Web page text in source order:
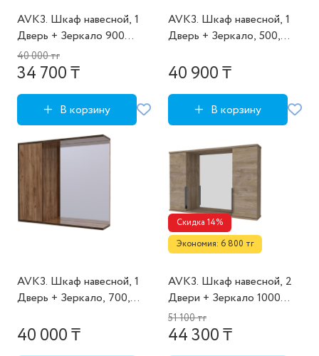
AVK3. Шкаф навесной, 1
Дверь + Зеркало 900
(София)
40 000 тг
34 700 ₸
В корзину
AVK3. Шкаф навесной, 1
Дверь + Зеркало, 500,
Крафт Золотой)
40 900 ₸
В корзину
AVK3. Шкаф навесной, 1
Дверь + Зеркало, 700,
Крафт Золотой)
40 000 ₸
Скидка 14%
Экономия: 6 800 тг
AVK3. Шкаф навесной, 2
Двери + Зеркало 1000
(Кира)
51 100 тг
44 300 ₸